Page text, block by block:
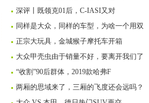
深评丨既领克01后，C-IASI又对
同样是大众，同样的车型，为啥一个用双
正宗大玩具，金城猴子摩托车开箱
大众甲壳虫由于销量不好，要离开我们了
“收割”90后群体，2019款哈弗F
两厢的思域来了，三厢的飞度还会远吗？